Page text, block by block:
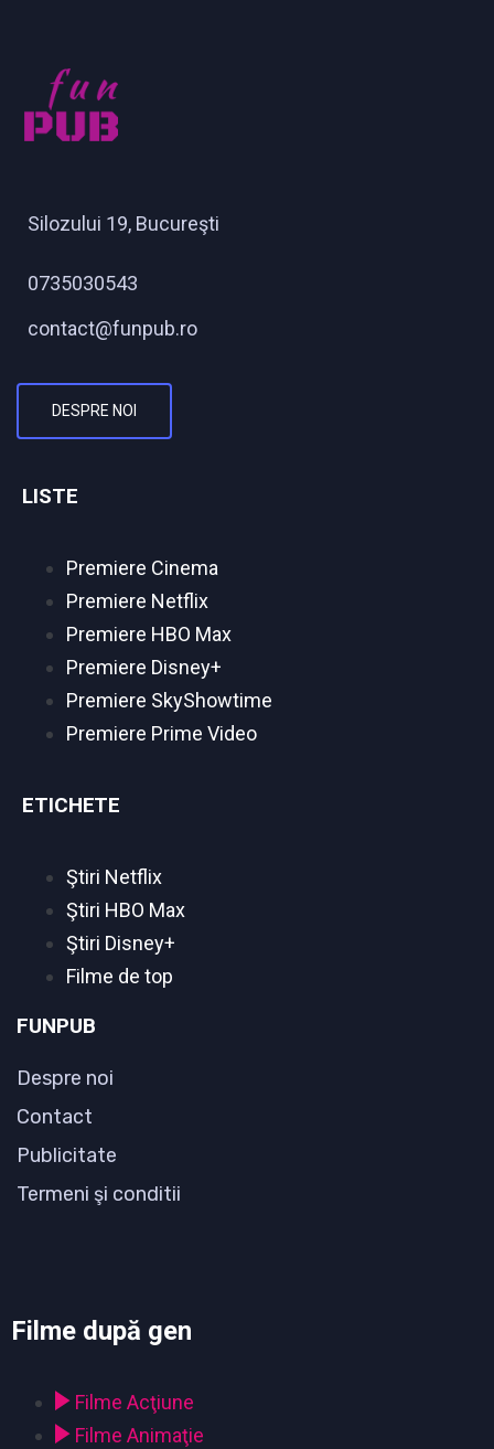
Silozului 19, Bucureşti
0735030543
contact@funpub.ro
DESPRE NOI
LISTE
Premiere Cinema
Premiere Netflix
Premiere HBO Max
Premiere Disney+
Premiere SkyShowtime
Premiere Prime Video
ETICHETE
Ştiri Netflix
Ştiri HBO Max
Ştiri Disney+
Filme de top
FUNPUB
Despre noi
Contact
Publicitate
Termeni şi conditii
Filme după gen
Filme Acţiune
Filme Animaţie